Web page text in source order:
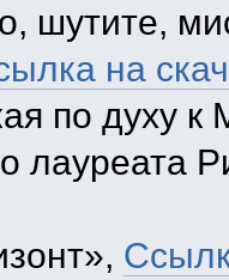
шутите,
на
по духу
лауреата